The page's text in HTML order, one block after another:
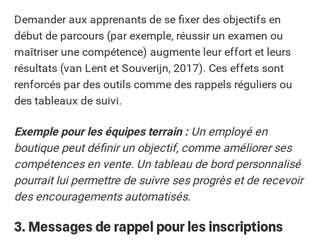
Demander aux apprenants de se fixer des objectifs en
début de parcours (par exemple, réussir un examen ou
maîtriser une compétence) augmente leur effort et leurs
résultats (van Lent et Souverijn, 2017). Ces effets sont
renforcés par des outils comme des rappels réguliers ou
des tableaux de suivi.
Exemple pour les équipes terrain :Un employé en
boutique peut définir un objectif, comme améliorer ses
compétences en vente. Un tableau de bord personnalisé
pourrait lui permettre de suivre ses progrès et de recevoir
des encouragements automatisés.
3. Messages de rappel pour les inscriptions